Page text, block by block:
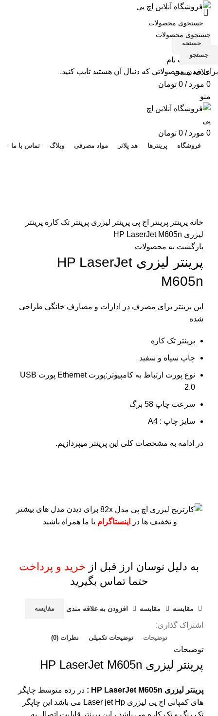
جستجو
ورود / ثبت نام
علاقه مندی
0 مورد /
0 تومان
منو
0 مورد /
0 تومان
فروشگاه پرینترها هد پلاتر مواد مصرفی وبلاگ تماس با ما
خانه پرینتر پرینتر اچ پی پرینتر لیزری پرینتر تک کاره پرینتر
لیزری HP LaserJet M605n
بازگشت به محصولات
پرینتر لیزری HP LaserJet
M605n
این پرینتر برای مصرف در ادارات و مصارف خانگی طراحی
شده
پرینتر تک کاره
چاپ سیاه و سفید
نوع پورت ارتباط به کامپیوتر:پورت Ethernet پورت USB
2.0
سرعت چاپ 58 برگ
سایز چاپ : A4
در ادامه به مشخصات کلی این پرینتر میپردازیم.
برای دیدن مدل های بیشتر
و تخفیف ها در
اینستاگرام با ما همراه باشید
به دلیل نوسان ارز قبل از خرید و پرداخت
حتما تماس بگیرید
مقايسه مقایسه افزودن به علاقه مندی مقایسه
اشتراک گذاری:
توضیحات توضیحات تکمیلی نظرات (0)
توضیحات
پرینتر لیزری HP LaserJet M605n
پرینتر لیزری HP LaserJet M605n :
در رده متوسط چاپگر
های کمپانی اچ پی لیزری Laser jet Hp می باشد این چاپگر
تک رنگ و تک کاره می باشد ، این پرینتر قابلیت اتصال به
جستجو
برای دیدن محصولاتی که دنبال آن هستید تایپ کنید.